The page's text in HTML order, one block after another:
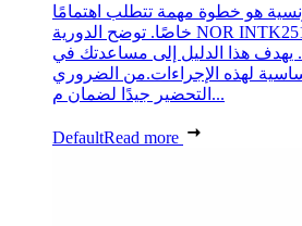
هو خطوة مهمة تتطلب اهتمامًا
خاصًا. توضح الدورية NOR INTK2513256J بتاريخ 2 مايو 2025
يهدف هذا الدليل إلى مساعدتك في
لهذه الإجراءات.من الضروري
التحضير جيدًا لضمان م...
DefaultRead more